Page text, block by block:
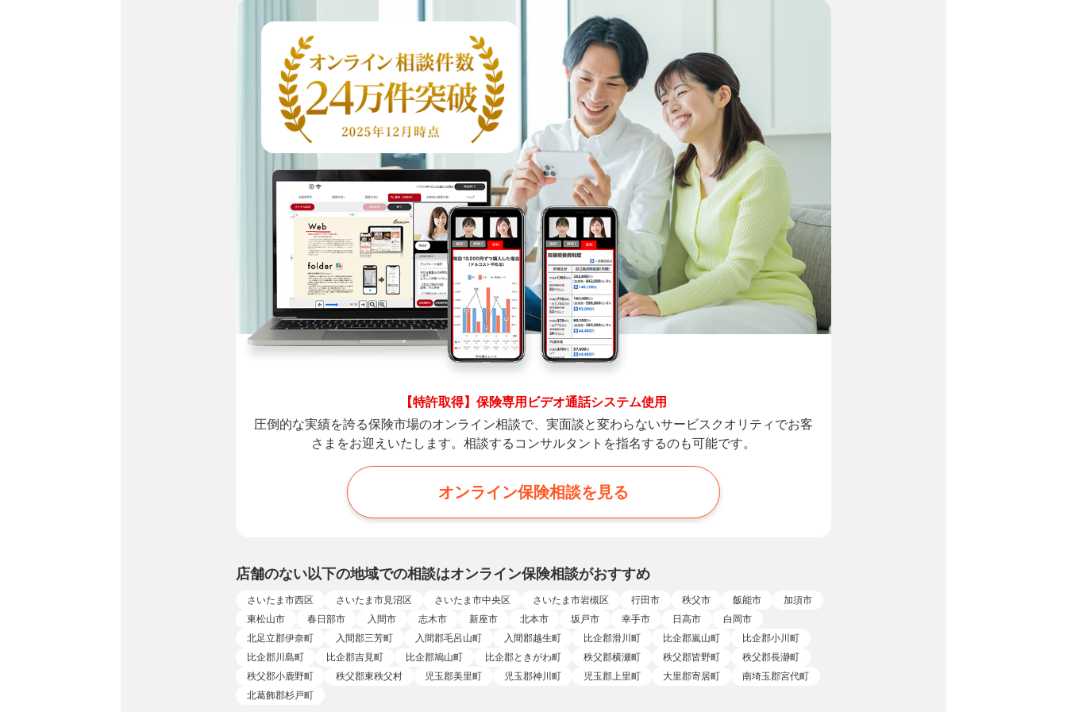
【特許取得】保険専用ビデオ通話システム使用
圧倒的な実績を誇る保険市場のオンライン相談で、実面談と変わらないサービスクオリティでお客
さまをお迎えいたします。相談するコンサルタントを指名するのも可能です。
オンライン保険相談を見る
店舗のない以下の地域での相談はオンライン保険相談がおすすめ
さいたま市西区 さいたま市見沼区 さいたま市中央区 さいたま市岩槻区 行田市 秩父市 飯能市
加須市
東松山市
春日部市 入間市 志木市 新座市 北本市 坂戸市 幸手市 日高市
白岡市
北足立郡伊奈町
入間郡三芳町 入間郡毛呂山町 入間郡越生町 比企郡滑川町 比企郡嵐山町
比企郡小川町
比企郡川島町
比企郡吉見町 比企郡鳩山町 比企郡ときがわ町 秩父郡横瀬町 秩父郡皆野町
秩父郡長瀞町
秩父郡小鹿野町
秩父郡東秩父村 児玉郡美里町 児玉郡神川町 児玉郡上里町 大里郡寄居町
南埼玉郡宮代町
北葛飾郡杉戸町